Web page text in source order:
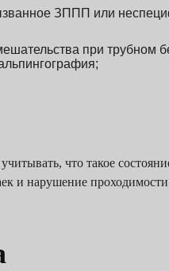
ЗППП или
при трубном
что такое
и нарушение